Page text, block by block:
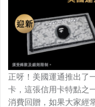
正呀！美國運通推出了
卡，這張信用卡特點之
消費回贈，如果大家經